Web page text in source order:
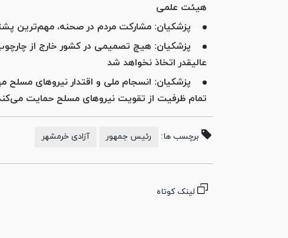
هیئت علمی
پزشکیان: مشارکت مردم در صحنه، مهم‌ترین
پزشکیان: هیچ تصمیمی در کشور خارج از
عالیقدر اتخاذ نخواهد شد
پزشکیان: انسجام ملی و اقتدار نیرو‌های
تمام ظرفیت از تقویت نیرو‌های مسلح حمایت
برچسب ها: رئیس جمهور آزادی خرمشهر
لینک کوتاه